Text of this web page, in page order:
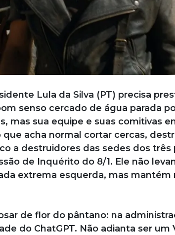
Lula da Silva (PT) precisa
senso cercado de água parada
mas sua equipe e suas comitivas
acha normal cortar cercas,
a destruidores das sedes dos
de Inquérito do 8/1. Ele não
extrema esquerda, mas mantém
de flor do pântano: na
do ChatGPT. Não adianta ser